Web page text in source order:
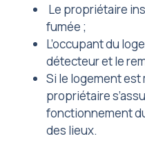
Le propriétaire
fumée ;
L’occupant du
détecteur et le
Si le logement est
propriétaire
fonctionnement
des lieux.